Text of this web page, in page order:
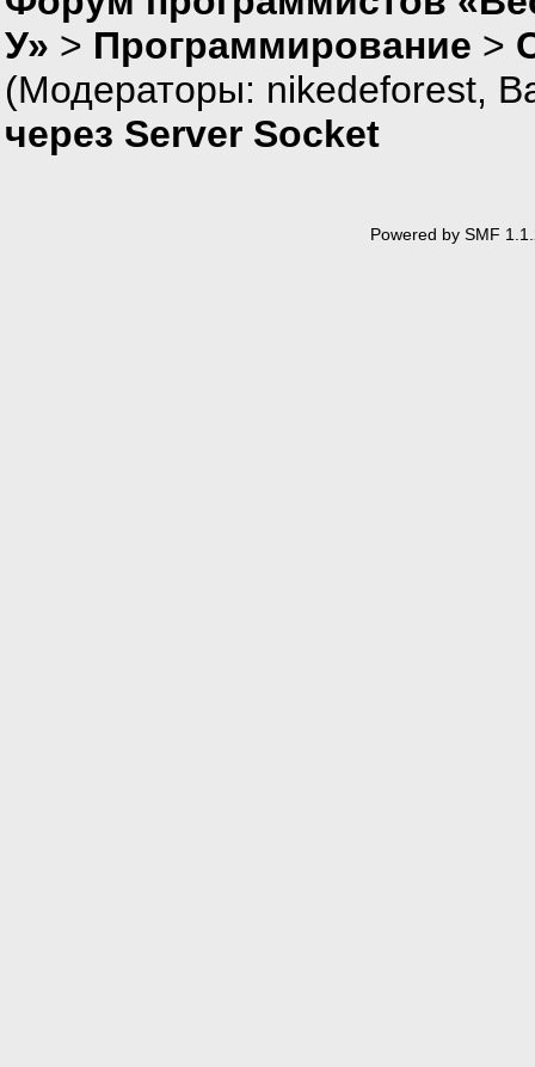
У» > Программирование >
(Модераторы: nikedeforest,
через Server Socket
Powered by SMF